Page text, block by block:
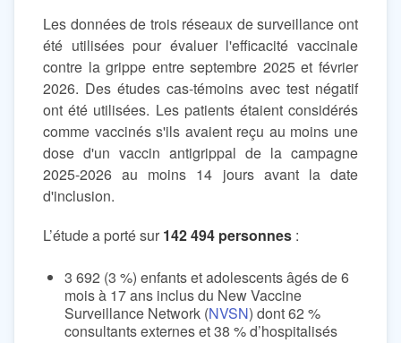
Les données de trois réseaux de surveillance ont
été utilisées pour évaluer l'efficacité vaccinale
contre la grippe entre septembre 2025 et février
2026. Des études cas-témoins avec test négatif
ont été utilisées. Les patients étaient considérés
comme vaccinés s'ils avaient reçu au moins une
dose d'un vaccin antigrippal de la campagne
2025-2026 au moins 14 jours avant la date
d'inclusion.
L’étude a porté sur 142 494 personnes :
3 692 (3 %) enfants et adolescents âgés de 6
mois à 17 ans inclus du New Vaccine
Surveillance Network (NVSN) dont 62 %
consultants externes et 38 % d’hospitalisés